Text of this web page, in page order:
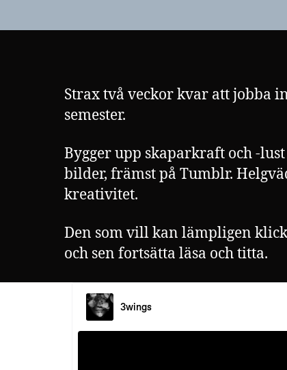
Strax två veckor kvar att jobba
semester.
Bygger upp skaparkraft och -
bilder, främst på Tumblr.
kreativitet.
Den som vill kan lämpligen
och sen fortsätta läsa och titta.